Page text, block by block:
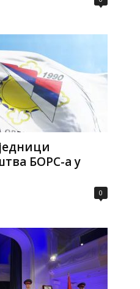
БОРС-а у
0